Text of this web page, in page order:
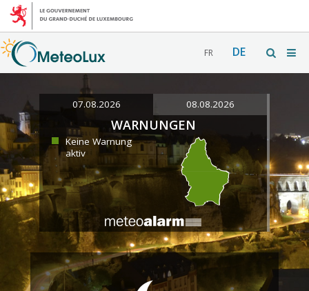
FR DE
07.08.2026 08.08.2026
WARNUNGEN
Keine Warnung
aktiv